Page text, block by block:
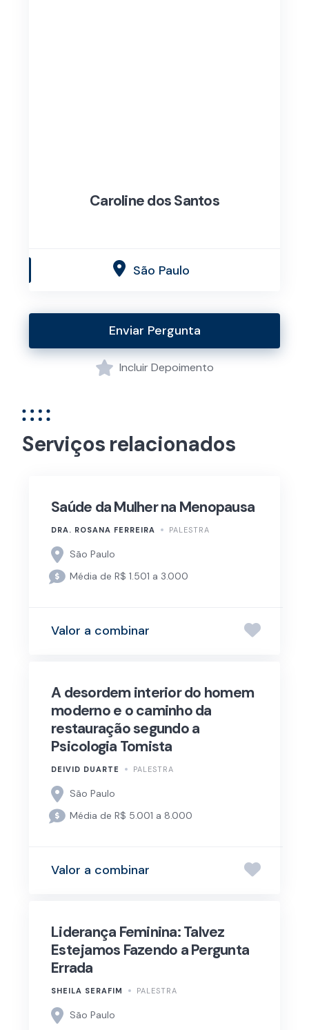
Caroline dos Santos
São Paulo
Enviar Pergunta
Incluir Depoimento
Serviços relacionados
Saúde da Mulher na Menopausa
DRA. ROSANA FERREIRA PALESTRA
São Paulo
Média de R$ 1.501 a 3.000
Valor a combinar
A desordem interior do homem
moderno e o caminho da
restauração segundo a
Psicologia Tomista
DEIVID DUARTE PALESTRA
São Paulo
Média de R$ 5.001 a 8.000
Valor a combinar
Liderança Feminina: Talvez
Estejamos Fazendo a Pergunta
Errada
SHEILA SERAFIM PALESTRA
São Paulo